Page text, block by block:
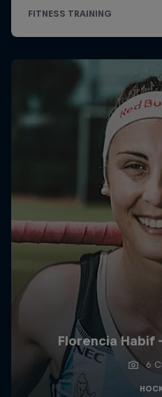
Florencia
6